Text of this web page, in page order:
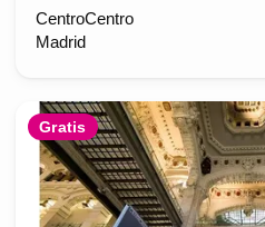
CentroCentro
Madrid
Gratis